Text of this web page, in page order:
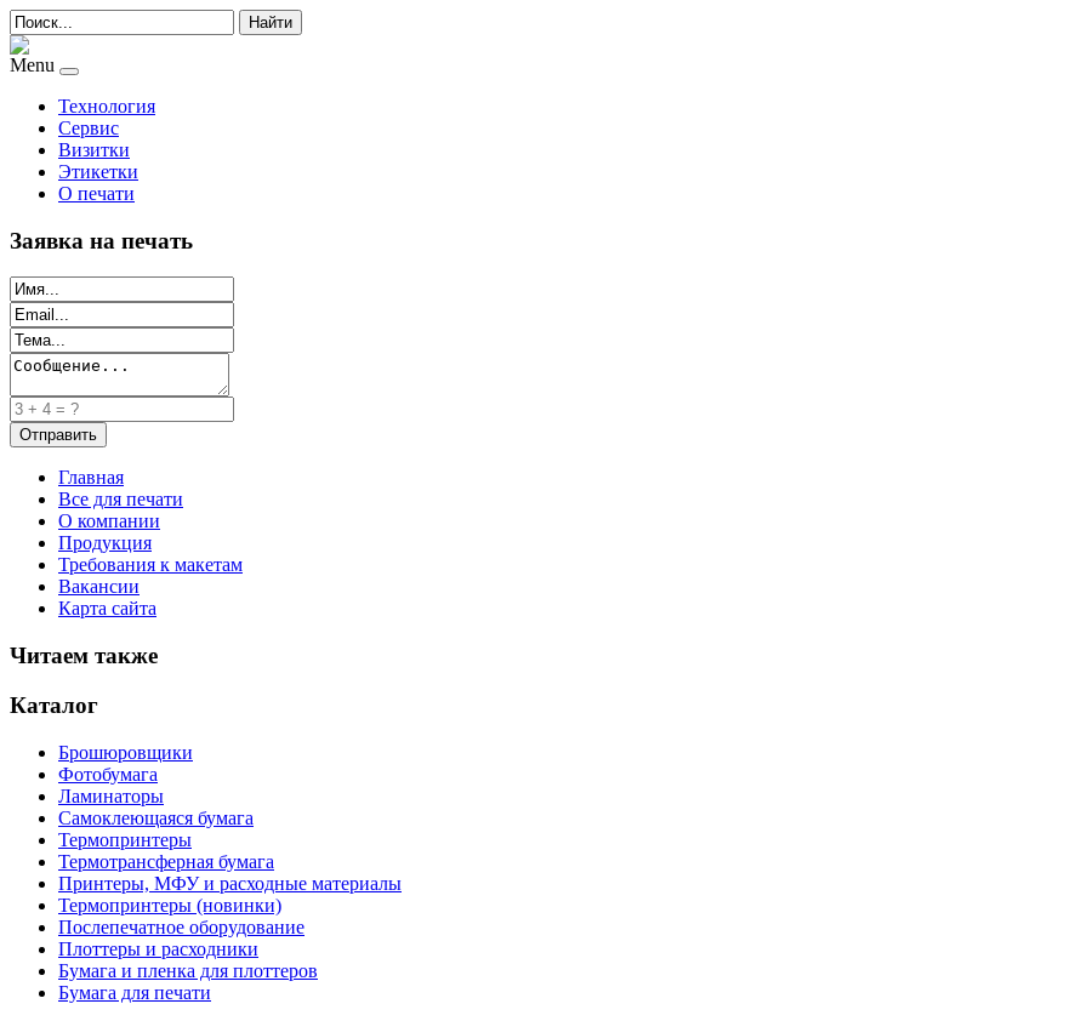
Найти
Menu
Технология
Сервис
Визитки
Этикетки
О печати
Заявка на печать
Главная
Все для печати
О компании
Продукция
Требования к макетам
Вакансии
Карта сайта
Читаем также
Каталог
Брошюровщики
Фотобумага
Ламинаторы
Самоклеющаяся бумага
Термопринтеры
Термотрансферная бумага
Принтеры, МФУ и расходные материалы
Термопринтеры (новинки)
Послепечатное оборудование
Плоттеры и расходники
Бумага и пленка для плоттеров
Бумага для печати